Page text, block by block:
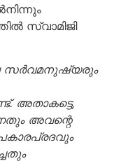
സ്വാമിജി
സര്‍വമനുഷ്യരും
അതാകട്ടെ,
അവന്റെ